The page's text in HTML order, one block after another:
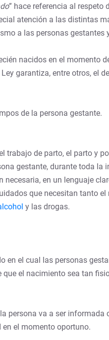
” hace referencia al
atención a las distintas
a las personas
nacidos en el
garantiza, entre otros, el
de la persona gestante.
trabajo de parto, el parto y
gestante, durante toda
en un lenguaje
que necesitan tanto
y las drogas.
en el cual las personas
que el nacimiento sea tan
persona va a ser
el momento oportuno.